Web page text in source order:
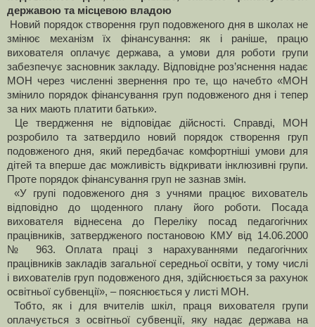
державою та місцевою владою
Новий порядок створення груп подовженого дня в школах не
змінює механізм їх фінансування: як і раніше, працю
вихователя оплачує держава, а умови для роботи групи
забезпечує засновник закладу. Відповідне роз’яснення надає
МОН через численні звернення про те, що начебто «МОН
змінило порядок фінансування груп подовженого дня і тепер
за них мають платити батьки».
Це твердження не відповідає дійсності. Справді, МОН
розробило та затвердило новий порядок створення груп
подовженого дня, який передбачає комфортніші умови для
дітей та вперше дає можливість відкривати інклюзивні групи.
Проте порядок фінансування груп не зазнав змін.
«У групі подовженого дня з учнями працює вихователь
відповідно до щоденного плану його роботи. Посада
вихователя віднесена до Переліку посад педагогічних
працівників, затвердженого постановою КМУ від 14.06.2000
№ 963. Оплата праці з нарахуваннями педагогічних
працівників закладів загальної середньої освіти, у тому числі
і вихователів груп подовженого дня, здійснюється за рахунок
освітньої субвенції», – пояснюється у листі МОН.
Тобто, як і для вчителів шкіл, праця вихователя групи
оплачується з освітньої субвенції, яку надає держава на